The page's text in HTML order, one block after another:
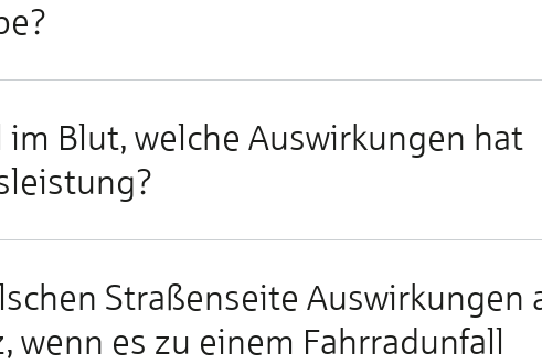
Blut, wel­che Aus­wir­kun­gen hat
Straßen­sei­te Aus­wir­kun­gen
wenn es zu einem Fahr­rad­un­fall